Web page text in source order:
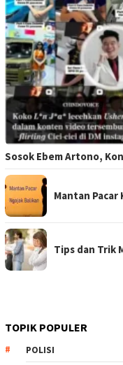
Sosok Ebem Artono,
Mantan
Tips dan Trik
TOPIK POPULER
POLISI